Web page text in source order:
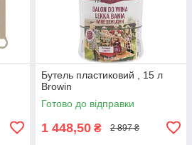
Бутель пластиковий , 15 л
Browin
Готово до відправки
1 448,50 ₴ 2 897 ₴